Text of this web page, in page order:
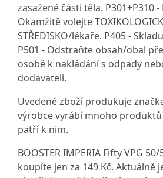
zasažené části těla. P301+P310 -
Okamžitě volejte
STŘEDISKO/lékaře. P405 -
P501 - Odstraňte obsah/obal
osobě k nakládání s odpady
dodavateli.
Uvedené zboží produkuje
výrobce vyrábí mnoho
patří k nim.
BOOSTER IMPERIA Fifty VPG
koupíte jen za 149 Kč. Aktuálně